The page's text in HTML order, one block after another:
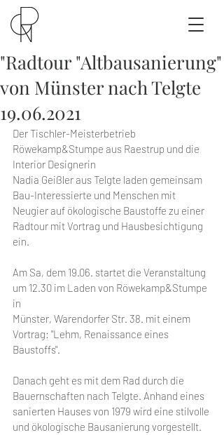
"Radtour "Altbausanierung"
von Münster nach Telgte
19.06.2021
Der Tischler-Meisterbetrieb
Röwekamp&Stumpe aus Raestrup und die
Interior Designerin
Nadia Geißler aus Telgte laden gemeinsam
Bau-Interessierte und Menschen mit
Neugier auf ökologische Baustoffe zu einer
Radtour mit Vortrag und Hausbesichtigung
ein.
Am Sa, dem 19.06. startet die Veranstaltung
um 12.30 im Laden von Röwekamp&Stumpe
in
Münster, Warendorfer Str. 38. mit einem
Vortrag: "Lehm, Renaissance eines
Baustoffs".
Danach geht es mit dem Rad durch die
Bauernschaften nach Telgte. Anhand eines
sanierten Hauses von 1979 wird eine stilvolle
und ökologische Bausanierung vorgestellt.